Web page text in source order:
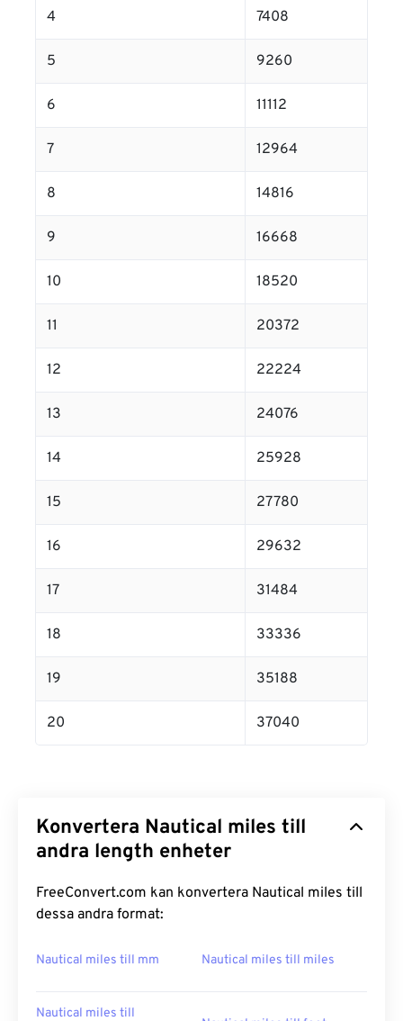
4 7408
5 9260
6 11112
7 12964
8 14816
9 16668
10 18520
11 20372
12 22224
13 24076
14 25928
15 27780
16 29632
17 31484
18 33336
19 35188
20 37040
Konvertera Nautical miles till
andra length enheter
FreeConvert.com kan konvertera Nautical miles till
dessa andra format:
Nautical miles till mm Nautical miles till miles
Nautical miles till